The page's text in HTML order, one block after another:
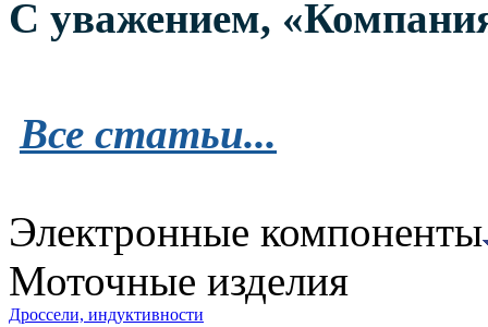
С уважением,
Все статьи...
Электронные компоненты
Моточные изделия
Дроссели, индуктивности